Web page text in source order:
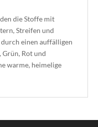
die Stoffe mit
Streifen und
einen auffälligen
Grün, Rot und
warme, heimelige